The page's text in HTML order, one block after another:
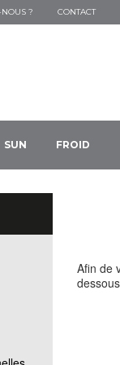
? CONTACT
SUN FROID
Afin de